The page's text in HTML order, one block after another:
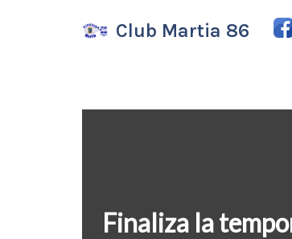
Club Martia 86
Finaliza la